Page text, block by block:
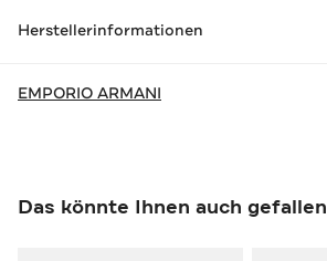
Herstellerinformationen
EMPORIO ARMANI
Das könnte Ihnen auch gefallen